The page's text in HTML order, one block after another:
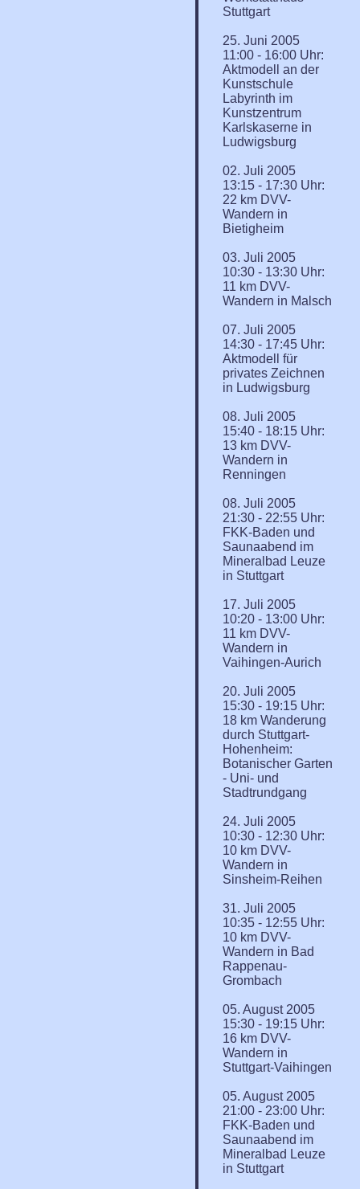
Stuttgart
25. Juni 2005
11:00 - 16:00 Uhr:
Aktmodell an der
Kunstschule
Labyrinth im
Kunstzentrum
Karlskaserne in
Ludwigsburg
02. Juli 2005
13:15 - 17:30 Uhr:
22 km DVV-
Wandern in
Bietigheim
03. Juli 2005
10:30 - 13:30 Uhr:
11 km DVV-
Wandern in Malsch
07. Juli 2005
14:30 - 17:45 Uhr:
Aktmodell für
privates Zeichnen
in Ludwigsburg
08. Juli 2005
15:40 - 18:15 Uhr:
13 km DVV-
Wandern in
Renningen
08. Juli 2005
21:30 - 22:55 Uhr:
FKK-Baden und
Saunaabend im
Mineralbad Leuze
in Stuttgart
17. Juli 2005
10:20 - 13:00 Uhr:
11 km DVV-
Wandern in
Vaihingen-Aurich
20. Juli 2005
15:30 - 19:15 Uhr:
18 km Wanderung
durch Stuttgart-
Hohenheim:
Botanischer Garten
- Uni- und
Stadtrundgang
24. Juli 2005
10:30 - 12:30 Uhr:
10 km DVV-
Wandern in
Sinsheim-Reihen
31. Juli 2005
10:35 - 12:55 Uhr:
10 km DVV-
Wandern in Bad
Rappenau-
Grombach
05. August 2005
15:30 - 19:15 Uhr:
16 km DVV-
Wandern in
Stuttgart-Vaihingen
05. August 2005
21:00 - 23:00 Uhr:
FKK-Baden und
Saunaabend im
Mineralbad Leuze
in Stuttgart